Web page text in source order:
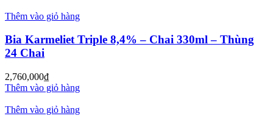
Thêm vào giỏ hàng
Bia Karmeliet Triple 8,4% – Chai 330ml – Thùng
24 Chai
2,760,000₫
Thêm vào giỏ hàng
Thêm vào giỏ hàng